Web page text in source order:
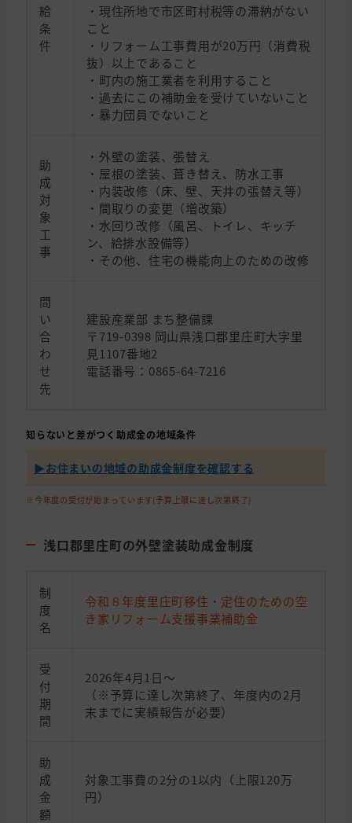
給
条
件
・現住所地で市区町村税等の滞納がない
こと
・リフォーム工事費用が20万円（消費税
抜）以上であること
・町内の施工業者を利用すること
・過去にこの補助金を受けていないこと
・暴力団員でないこと
助
成
対
象
工
事
・外壁の塗装、張替え
・屋根の塗装、葺き替え、防水工事
・内装改修（床、壁、天井の張替え等）
・間取りの変更（増改築）
・水回り改修（風呂、トイレ、キッチ
ン、給排水設備等）
・その他、住宅の機能向上のための改修
問
い
合
わ
せ
先
建設産業部 まち整備課
〒719-0398 岡山県浅口郡里庄町大字里
見1107番地2
電話番号：0865-64-7216
知らないと差がつく助成金の地域条件
▶︎お住まいの地域の助成金制度を確認する
※今年度の受付が始まっています(予算上限に達し次第終了)
浅口郡里庄町の外壁塗装助成金制度
制
度
名
令和８年度里庄町移住・定住のための空
き家リフォーム支援事業補助金
受
付
期
間
2026年4月1日～
（※予算に達し次第終了、年度内の2月
末までに実績報告が必要）
助
成
金
額
対象工事費の2分の1以内（上限120万
円）